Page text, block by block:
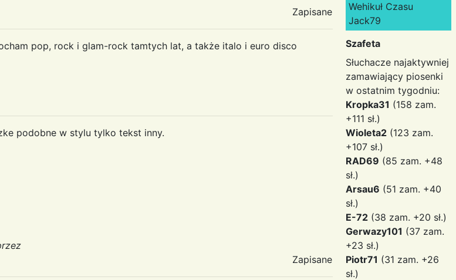
Zapisane
pop, rock i glam-rock tamtych lat, a także italo i euro disco
podobne w stylu tylko tekst inny.
Zapisane
Wehikuł Czasu
Jack79
Szafeta
Słuchacze najaktywniej
zamawiający piosenki
w ostatnim tygodniu:
Kropka31 (158 zam.
+111 sł.)
Wioleta2 (123 zam.
+107 sł.)
RAD69 (85 zam. +48
sł.)
Arsau6 (51 zam. +40
sł.)
E-72 (38 zam. +20 sł.)
Gerwazy101 (37 zam.
+23 sł.)
Piotr71 (31 zam. +26
sł.)